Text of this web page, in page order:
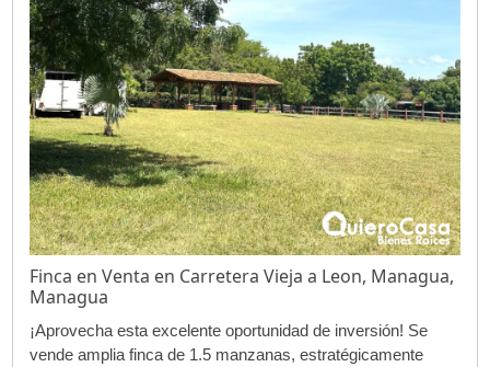
Finca en Venta en Carretera Vieja a Leon, Managua,
Managua
¡Aprovecha esta excelente oportunidad de inversión! Se
vende amplia finca de 1.5 manzanas, estratégicamente